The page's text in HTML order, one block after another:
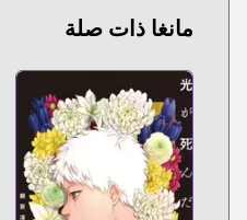
مانغا ذات صلة